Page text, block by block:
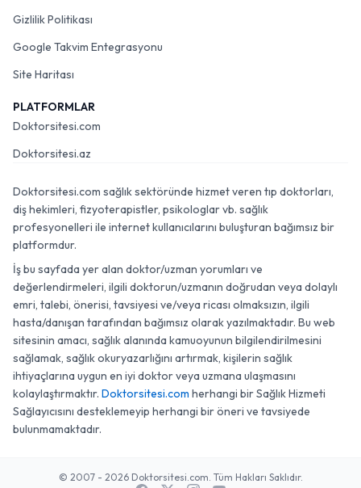
Gizlilik Politikası
Google Takvim Entegrasyonu
Site Haritası
PLATFORMLAR
Doktorsitesi.com
Doktorsitesi.az
Doktorsitesi.com sağlık sektöründe hizmet veren tıp doktorları,
diş hekimleri, fizyoterapistler, psikologlar vb. sağlık
profesyonelleri ile internet kullanıcılarını buluşturan bağımsız bir
platformdur.
İş bu sayfada yer alan doktor/uzman yorumları ve
değerlendirmeleri, ilgili doktorun/uzmanın doğrudan veya dolaylı
emri, talebi, önerisi, tavsiyesi ve/veya ricası olmaksızın, ilgili
hasta/danışan tarafından bağımsız olarak yazılmaktadır. Bu web
sitesinin amacı, sağlık alanında kamuoyunun bilgilendirilmesini
sağlamak, sağlık okuryazarlığını artırmak, kişilerin sağlık
ihtiyaçlarına uygun en iyi doktor veya uzmana ulaşmasını
kolaylaştırmaktır. Doktorsitesi.com herhangi bir Sağlık Hizmeti
Sağlayıcısını desteklemeyip herhangi bir öneri ve tavsiyede
bulunmamaktadır.
© 2007 - 2026 Doktorsitesi.com. Tüm Hakları Saklıdır.